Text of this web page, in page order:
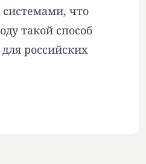
что
такой способ
российских